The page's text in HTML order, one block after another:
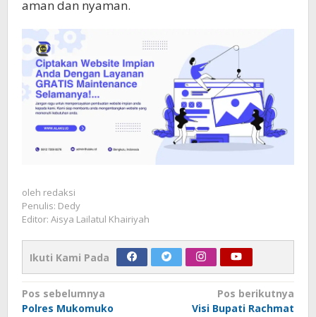
aman dan nyaman.
oleh redaksi
Penulis: Dedy
Editor: Aisya Lailatul Khairiyah
Ikuti Kami Pada
Navigasi
Pos sebelumnya
Polres Mukomuko
Pos berikutnya
Visi Bupati Rachmat